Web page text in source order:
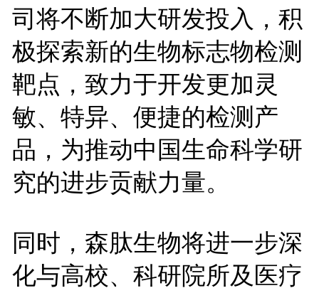
司将不断加大研发投入，积
极探索新的生物标志物检测
靶点，致力于开发更加灵
敏、特异、便捷的检测产
品，为推动中国生命科学研
究的进步贡献力量。
同时，森肽生物将进一步深
化与高校、科研院所及医疗